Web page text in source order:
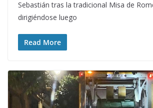
Sebastián tras la tradicional Misa de
dirigiéndose luego
Read More